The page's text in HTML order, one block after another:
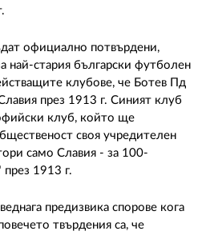
официално потвърдени,
най-стария български футболен
клубове, че Ботев Пд
през 1913 г. Синият клуб
клуб, който ще
своя учредителен
само Славия - за 100-
1913 г.
предизвика спорове кога
твърдения са, че
ПОЛИТИКА ЗА БИСКВИТКИТЕ
ПОЛИТИКАТА ЗА
ПОВЕРИТЕЛНОСТ
02 975 20 35